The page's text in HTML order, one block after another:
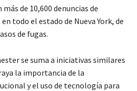
de 10,600 denuncias de
todo el estado de Nueva York, de
de fugas.
se suma a iniciativas similares
la importancia de la
y el uso de tecnología para